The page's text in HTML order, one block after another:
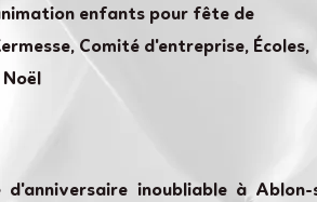
enfants pour fête de
Comité d'entreprise, Écoles,
inoubliable à